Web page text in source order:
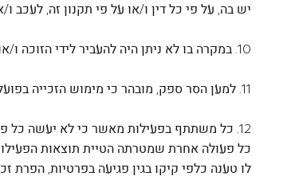
יש בה, על פי כל דין ו/או על פי תקנון זה,
10. במקרה בו לא ניתן היה להעביר לידי הזוכה ו/או את הודעת הזכייה עד ליום 18.02.2025 (עקב מסירת פרטי התקשרות שגויים מצד הזוכה וכיוב') כי אז תהיה קיקו רשאית לבטל את הזכייה.
11. למען הסר ספק, מובהר כי מימוש הזכייה בפועל הינו באחריות הזוכה.
12. כל משתתף בפעילות מאשר כי לא יעשה כל
כל פעולה אחרת שמטרתה הטיית תוצאות
לו טענה כלפי קיקו בגין פגיעה בפרטיות, הפרת